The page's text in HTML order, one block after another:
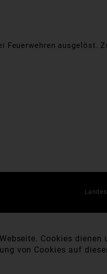
Feuerwehren ausgelöst.
Cookies dienen
von Cookies auf